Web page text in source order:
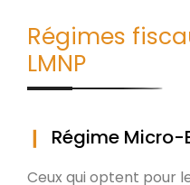
Régimes
LMNP
Régime Micro-
Ceux qui optent pour